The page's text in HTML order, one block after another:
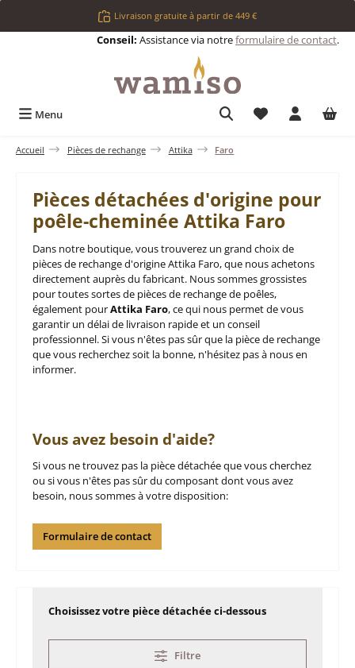
Passer au contenu principalLivraison gratuite à partir de 449 €
Conseil: Assistance via notreformulaire de contact.
Menu Vous avez 0
Accueil Pièces de rechange Attika Faro
Pièces détachées d'origine pour
poêle-cheminée Attika Faro
Dans notre boutique, vous trouverez un grand choix de
pièces de rechange d'origine Attika Faro, que nous achetons
directement auprès du fabricant. Nous sommes grossistes
pour toutes sortes de pièces de rechange de poêles,
également pourAttika Faro, ce qui nous permet de vous
garantir un délai de livraison rapide et un conseil
professionnel. Si vous n'êtes pas sûr que la pièce de rechange
que vous recherchez soit la bonne, n'hésitez pas à nous en
informer.
Vous avez besoin d'aide?
Si vous ne trouvez pas la pièce détachée que vous cherchez
ou si vous n'êtes pas sûr du composant dont vous avez
besoin, nous sommes à votre disposition:
Formulaire de contact
Choisissez votre pièce détachée ci-dessous
Filtre